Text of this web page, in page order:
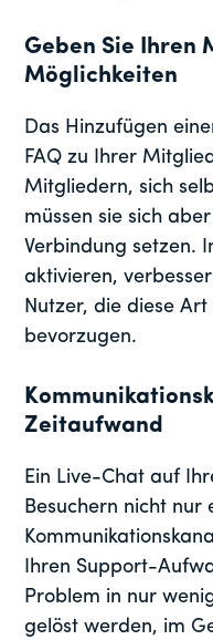
Geben Sie Ihren
Möglichkeiten
Das Hinzufügen
FAQ zu Ihrer
Mitgliedern, sich
müssen sie sich
Verbindung setzen.
aktivieren,
Nutzer, die diese
bevorzugen.
Zeitaufwand
Ein Live-Chat auf
Besuchern nicht nur
Ihren Support-
Problem in nur
gelöst werden, im